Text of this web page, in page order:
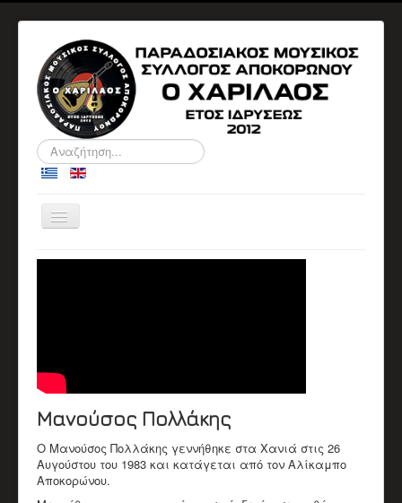
Αναζήτηση...
Εναλλαγή
πλοήγησης
ΒΙΟΓΡΑΦΙΚΆ
Βιογραφικά Μελών
Παλαιοί Μουσικοί
ΒΙΝΤΕΟ
Π.Μ. Σύλλογος Αποκορώνου "Ο Χαρίλαος"
Χαρίλαος Πιπεράκης
Παπαδάκης Μιχάλης (Πλακιανός)
Μανούσος Πολλάκης
Ο Μανούσος Πολλάκης γεννήθηκε στα Χανιά στις 26
Αυγούστου του 1983 και κατάγεται από τον Αλίκαμπο
Αποκορώνου.